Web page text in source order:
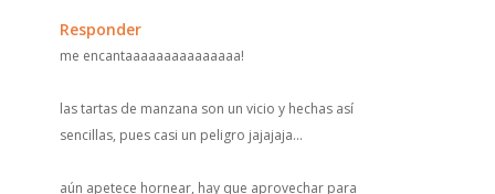
Responder
me encantaaaaaaaaaaaaaaa!
las tartas de manzana son un vicio y hechas así
sencillas, pues casi un peligro jajajaja...
aún apetece hornear, hay que aprovechar para